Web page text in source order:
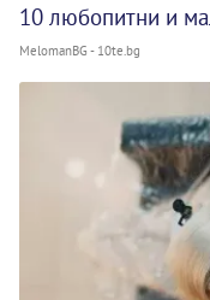
10 любопитни и
MelomanBG - 10te.bg